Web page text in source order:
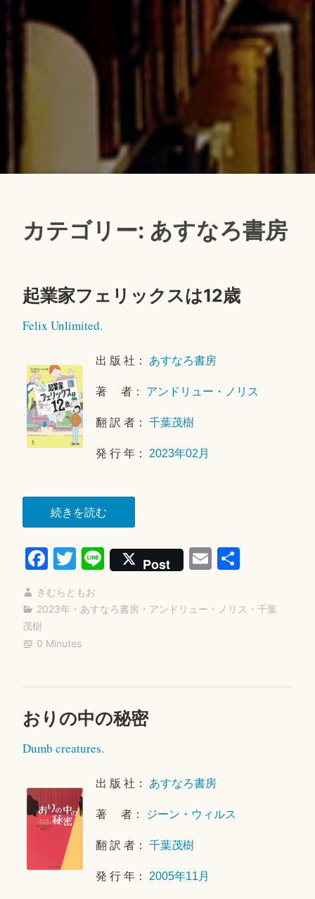
カテゴリー: あすなろ書房
起業家フェリックスは12歳
Felix Unlimited.
出 版 社： あすなろ書房
著 者： アンドリュー・ノリス
翻 訳 者：千葉茂樹
発 行 年： 2023年02月
続きを読む“起
業
家
フ
リ
は
12
歳”
Fa
ce
bo
T
wi
tte
Li
ne
Post E
ail
共
きむらともお
2023年 ・ あすなろ書房 ・ アンドリュー・ノリス ・ 千葉
茂樹
0
4
年
2
月
1
2
0 Minutes
おりの中の秘密
Dumb creatures.
出 版 社： あすなろ書房
著 者： ジーン・ウィルス
翻 訳 者：千葉茂樹
発 行 年： 2005年11月
2
0
2
1
1
9